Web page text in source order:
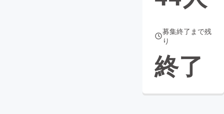
募集終了まで残
り
終了